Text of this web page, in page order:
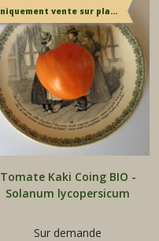
Uniquement vente sur place
Tomate Kaki Coing BIO -
Solanum lycopersicum
Sur demande